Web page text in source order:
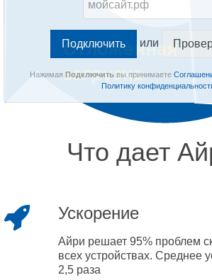
или
Нажимая Подключитьвы принимаете
Политику
Что дает
Ускорение
Айри решает 95% проблем
всех устройствах. Среднее
2,5 раза